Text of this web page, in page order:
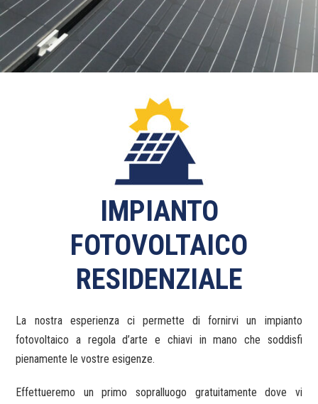
IMPIANTO
FOTOVOLTAICO
RESIDENZIALE
La nostra esperienza ci permette di fornirvi un impianto
fotovoltaico a regola d’arte e chiavi in mano che soddisfi
pienamente le vostre esigenze.
Effettueremo un primo sopralluogo gratuitamente dove vi